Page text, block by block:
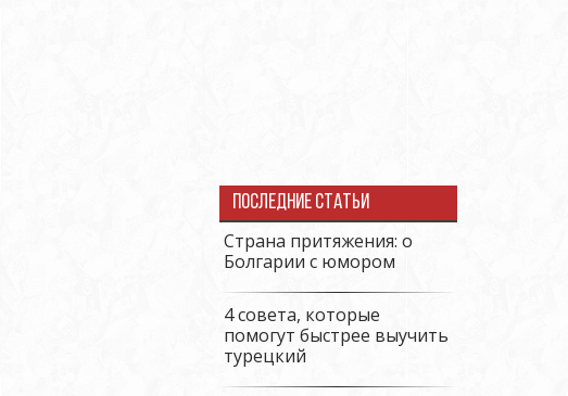
Последние статьи
Страна притяжения: о
Болгарии с юмором
4 совета, которые
помогут быстрее выучить
турецкий